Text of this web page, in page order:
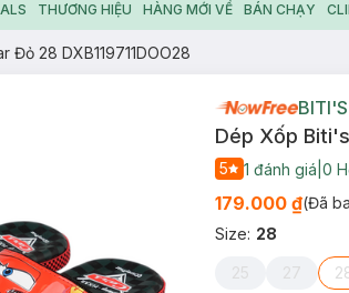
THƯƠNG HIỆU HÀNG MỚI VỀ BÁN CHẠY
Đỏ 28 DXB119711DOO28
BITI'S
Dép Xốp Biti's
5 1 đánh giá 0
179.000 ₫(Đã
Size: 28
25 27